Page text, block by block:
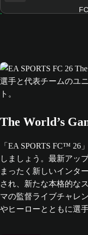
The World’s
「EA SPORTS FC™
しましょう。最新アッ
まったく新しいインタ
され、新たな本格的な
マの監督ライブチャレ
やヒーローとともに選